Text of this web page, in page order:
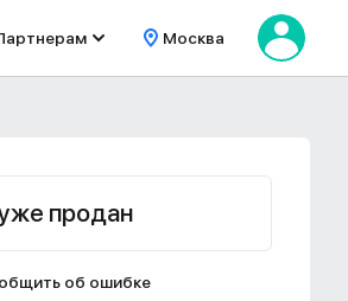
Москва
продан
об ошибке